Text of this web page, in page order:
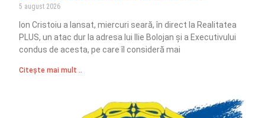
5 august 2026
Ion Cristoiu a lansat, miercuri seară, în direct la Realitatea
PLUS, un atac dur la adresa lui Ilie Bolojan și a Executivului
condus de acesta, pe care îl consideră mai
Citește mai mult ..